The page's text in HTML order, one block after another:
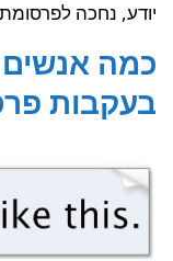
יודע, נחכה
כמה אנשים
בעקבות